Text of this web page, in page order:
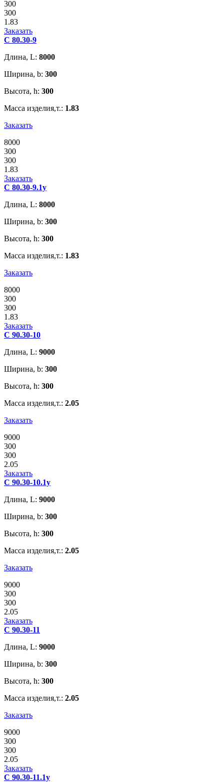
300
300
1.83
Заказать
С 80.30-9
Длина, L: 8000
Ширина, b: 300
Высота, h: 300
Масса изделия,т.: 1.83
Заказать
8000
300
300
1.83
Заказать
С 80.30-9.1у
Длина, L: 8000
Ширина, b: 300
Высота, h: 300
Масса изделия,т.: 1.83
Заказать
8000
300
300
1.83
Заказать
С 90.30-10
Длина, L: 9000
Ширина, b: 300
Высота, h: 300
Масса изделия,т.: 2.05
Заказать
9000
300
300
2.05
Заказать
С 90.30-10.1у
Длина, L: 9000
Ширина, b: 300
Высота, h: 300
Масса изделия,т.: 2.05
Заказать
9000
300
300
2.05
Заказать
С 90.30-11
Длина, L: 9000
Ширина, b: 300
Высота, h: 300
Масса изделия,т.: 2.05
Заказать
9000
300
300
2.05
Заказать
С 90.30-11.1у